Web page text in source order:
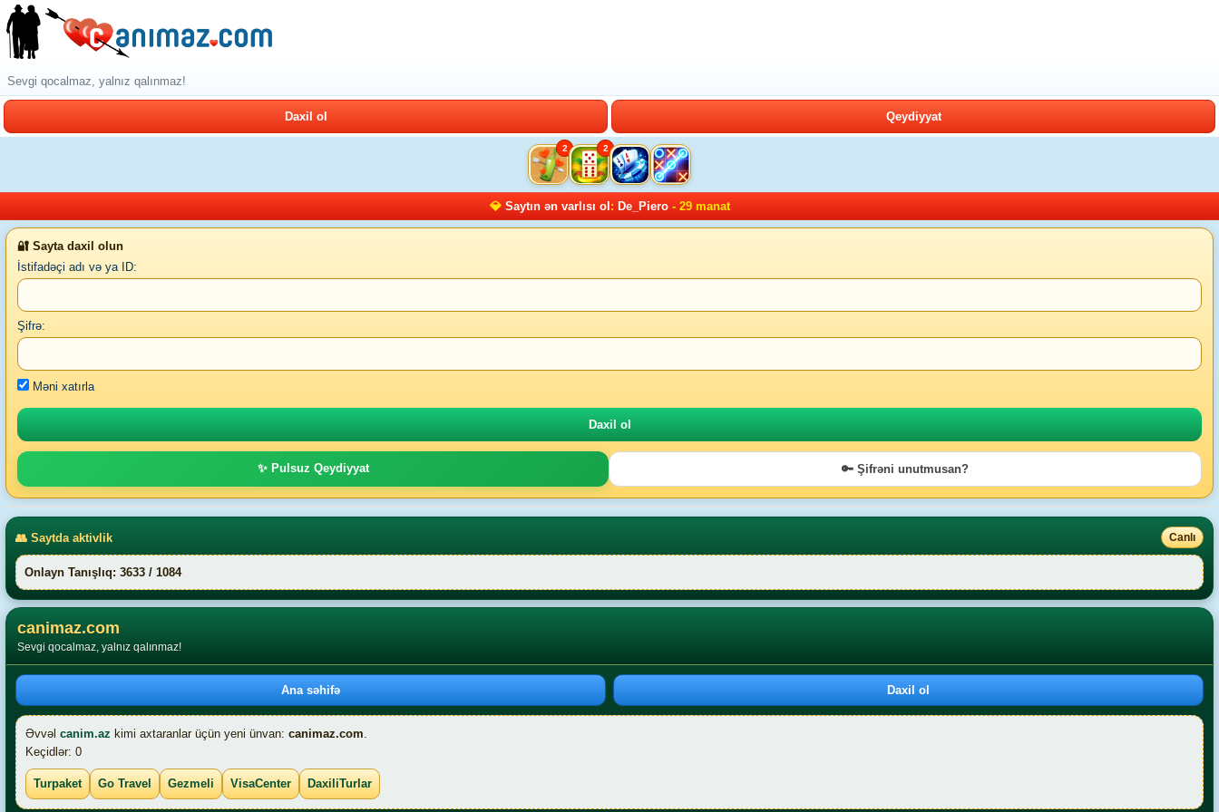
Sevgi qocalmaz, yalnız qalınmaz!
Daxil ol Qeydiyyat
2 2
💎 Saytın ən varlısı ol : De_Piero- 29 manat
🔐 Sayta daxil olun
İstifadəçi adı və ya ID:
Şifrə:
Məni xatırla
✨ Pulsuz Qeydiyyat 🔑 Şifrəni unutmusan?
👥 Saytda aktivlik Canlı
Onlayn Tanışlıq: 3633 / 1084
canimaz.com
Sevgi qocalmaz, yalnız qalınmaz!
Ana səhifə Daxil ol
Əvvəl canim.az kimi axtaranlar üçün yeni ünvan: canimaz.com.
Keçidlər: 0
Turpaket Go Travel Gezmeli VisaCenter DaxiliTurlar